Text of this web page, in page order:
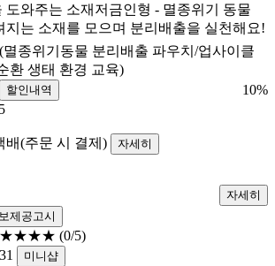
도와주는 소재저금인형 - 멸종위기 동물
지는 소재를 모으며 분리배출을 실천해요!
종위기동물 분리배출 파우치/업사이클
환 생태 환경 교육)
할인내역 10%
배(주문 시 결제)
자세히
자세히
제공고시
(0/5)
미니샵